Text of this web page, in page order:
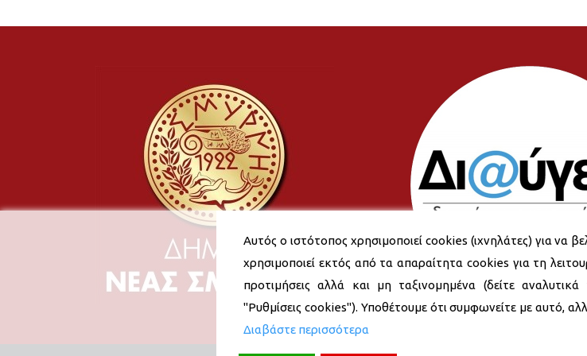
Αυτός ο ιστότοπος χρησιμοποιεί cookies (ιχνηλάτες) για να
χρησιμοποιεί εκτός από τα απαραίτητα cookies για τη
προτιμήσεις αλλά και μη ταξινομημένα (δείτε
"Ρυθμίσεις cookies"). Υποθέτουμε ότι συμφωνείτε με αυτό,
Διαβάστε περισσότερα